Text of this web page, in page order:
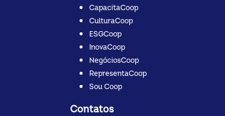
CapacitaCoop
CulturaCoop
ESGCoop
InovaCoop
NegóciosCoop
RepresentaCoop
Sou Coop
Contatos